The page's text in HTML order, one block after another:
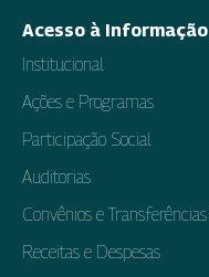
Acesso à Informação
Institucional
Ações e Programas
Participação Social
Auditorias
Convênios e Transferências
Receitas e Despesas